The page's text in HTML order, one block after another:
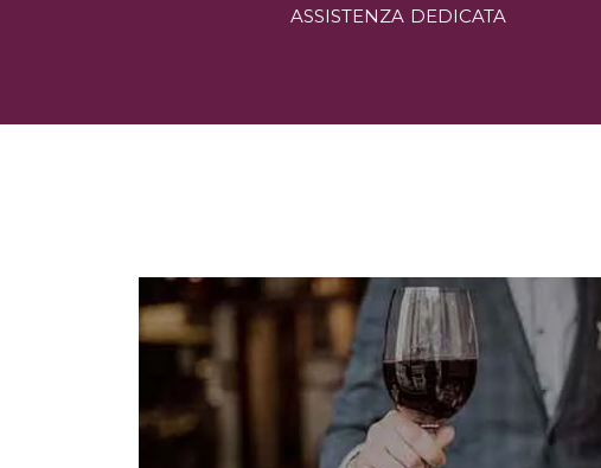
ASSISTENZA DEDICATA